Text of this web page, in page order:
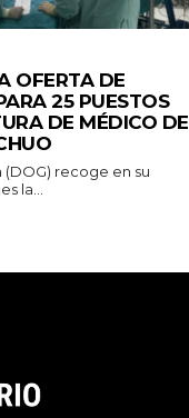
OFERTA DE
25 PUESTOS
DE MÉDICO DE
(DOG) recoge en su
la...